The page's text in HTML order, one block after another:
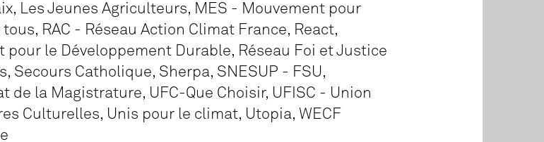
Les Jeunes Agriculteurs, MES - Mouvement pour
RAC - Réseau Action Climat France, React,
pour le Développement Durable, Réseau Foi et Justice
Secours Catholique, Sherpa, SNESUP - FSU,
de la Magistrature, UFC-Que Choisir, UFISC - Union
Culturelles, Unis pour le climat, Utopia, WECF